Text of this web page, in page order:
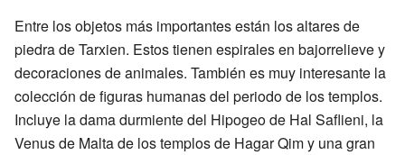
Entre los objetos más importantes están los altares de
piedra de Tarxien. Estos tienen espirales en bajorrelieve y
decoraciones de animales. También es muy interesante la
colección de figuras humanas del periodo de los templos.
Incluye la dama durmiente del Hipogeo de Hal Saflieni, la
Venus de Malta de los templos de Hagar Qim y una gran